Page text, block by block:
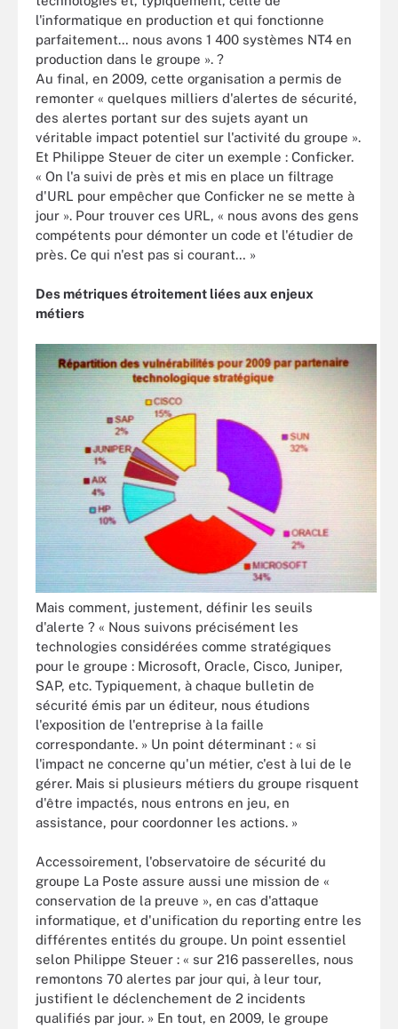
l'informatique en production et qui fonctionne
parfaitement… nous avons 1 400 systèmes NT4 en
production dans le groupe ». ?
Au final, en 2009, cette organisation a permis de
remonter « quelques milliers d'alertes de sécurité,
des alertes portant sur des sujets ayant un
véritable impact potentiel sur l'activité du groupe ».
Et Philippe Steuer de citer un exemple : Conficker.
« On l'a suivi de près et mis en place un filtrage
d'URL pour empêcher que Conficker ne se mette à
jour ». Pour trouver ces URL, « nous avons des gens
compétents pour démonter un code et l'étudier de
près. Ce qui n'est pas si courant… »
Des métriques étroitement liées aux enjeux
métiers
Mais comment, justement, définir les seuils
d'alerte ? « Nous suivons précisément les
technologies considérées comme stratégiques
pour le groupe : Microsoft, Oracle, Cisco, Juniper,
SAP, etc. Typiquement, à chaque bulletin de
sécurité émis par un éditeur, nous étudions
l'exposition de l'entreprise à la faille
correspondante. » Un point déterminant : « si
l'impact ne concerne qu'un métier, c'est à lui de le
gérer. Mais si plusieurs métiers du groupe risquent
d'être impactés, nous entrons en jeu, en
assistance, pour coordonner les actions. »
Accessoirement, l'observatoire de sécurité du
groupe La Poste assure aussi une mission de «
conservation de la preuve », en cas d'attaque
informatique, et d'unification du reporting entre les
différentes entités du groupe. Un point essentiel
selon Philippe Steuer : « sur 216 passerelles, nous
remontons 70 alertes par jour qui, à leur tour,
justifient le déclenchement de 2 incidents
qualifiés par jour. » En tout, en 2009, le groupe